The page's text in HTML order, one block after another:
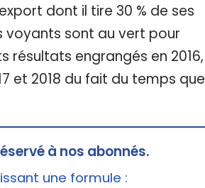
dont il tire 30 % de ses
voyants sont au vert pour
résultats engrangés en 2016,
et 2018 du fait du temps que
à nos abonnés.
une formule :